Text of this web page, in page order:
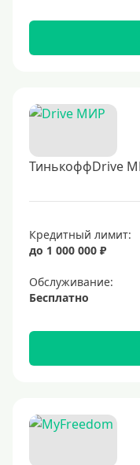
ТинькоффDrive
Кредитный лимит:
до 1 000 000 ₽
Обслуживание:
Бесплатно